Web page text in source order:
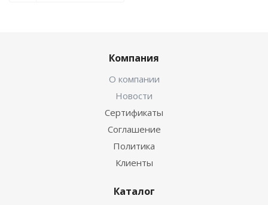
Компания
О компании
Новости
Сертификаты
Соглашение
Политика
Клиенты
Каталог